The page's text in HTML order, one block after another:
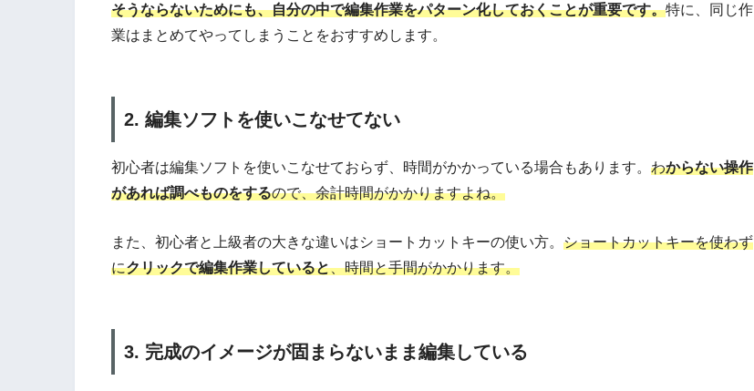
そうならないためにも、自分の中で編集作業をパターン化しておくことが重要です。特に、同じ作
業はまとめてやってしまうことをおすすめします。
2. 編集ソフトを使いこなせてない
初心者は編集ソフトを使いこなせておらず、時間がかかっている場合もあります。 わからない操作
があれば調べものをするので、余計時間がかかりますよね。
また、初心者と上級者の大きな違いはショートカットキーの使い方。 ショートカットキーを使わず
にクリックで編集作業していると、時間と手間がかかります。
3. 完成のイメージが固まらないまま編集している